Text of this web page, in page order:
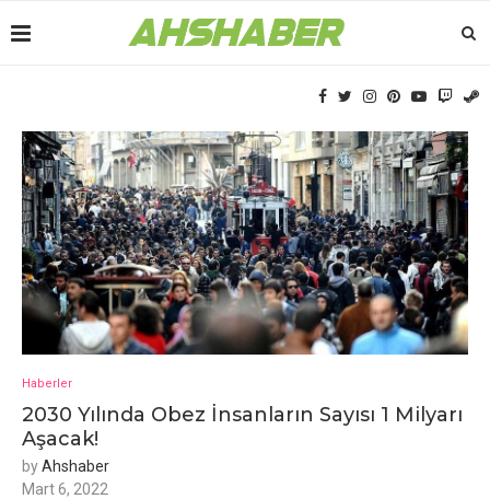
Haberler
2030 Yılında Obez İnsanların Sayısı 1 Milyarı
Aşacak!
byAhshaber
Mart 6, 2022